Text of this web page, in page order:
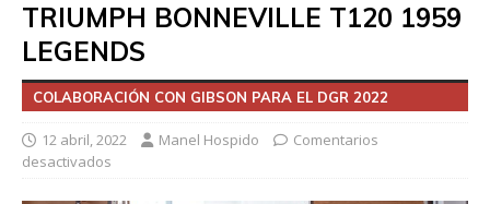
TRIUMPH BONNEVILLE T120 1959
LEGENDS
COLABORACIÓN CON GIBSON PARA EL DGR 2022
12 abril, 2022 Manel Hospido
Comentarios
desactivados